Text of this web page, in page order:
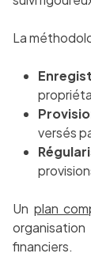
La
versés
Un plan
financiers.